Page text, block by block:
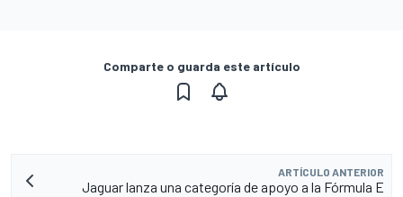
Comparte o guarda este artículo
ARTÍCULO ANTERIOR
Jaguar lanza una categoría de apoyo a la Fórmula E